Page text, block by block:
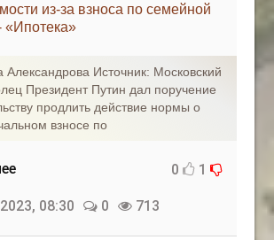
из-за взноса по семейной
«Ипотека»
Источник: Московский
Президент Путин дал поручение
продлить действие нормы о
взносе по
0 1
08:30 0 713